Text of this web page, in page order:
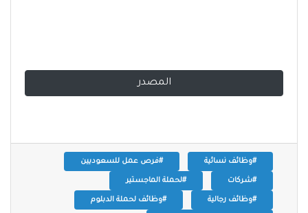
المصدر
#وظائف نسائية #فرص عمل للسعوديين
#شركات #لحملة الماجستير
#وظائف رجالية #وظائف لحملة الدبلوم